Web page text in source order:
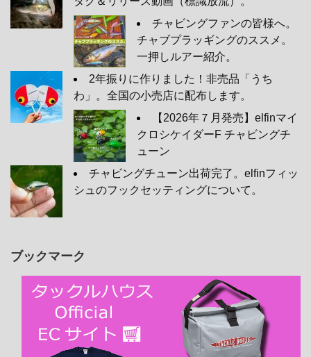
チャビングファンの皆様へ。
チャブプラッギングのススメ。
一押しルアー紹介。
2年振りに作りました！非売品「うち
わ」。全国の小売店に配布します。
【2026年７月発売】elfinマイ
クロシケイダーF チャビングチ
ューン
チャビングチューン出荷完了。elfinフィッ
シュのフックセッティングについて。
ブックマーク